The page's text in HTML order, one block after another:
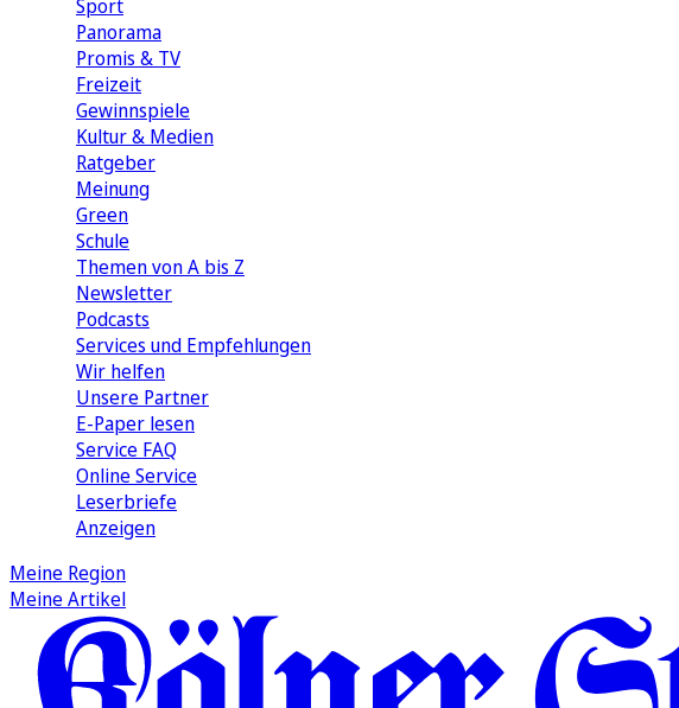
Sport
Panorama
Promis & TV
Freizeit
Gewinnspiele
Kultur & Medien
Ratgeber
Meinung
Green
Schule
Themen von A bis Z
Newsletter
Podcasts
Services und Empfehlungen
Wir helfen
Unsere Partner
E-Paper lesen
Service FAQ
Online Service
Leserbriefe
Anzeigen
Meine Region
Meine Artikel